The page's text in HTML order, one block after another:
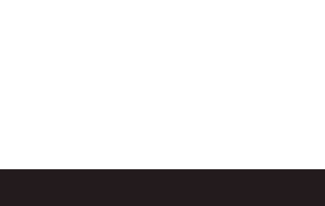
Yorum Yaz
gördüğünüz noktaları öneri formunu kullanarak tarafımıza